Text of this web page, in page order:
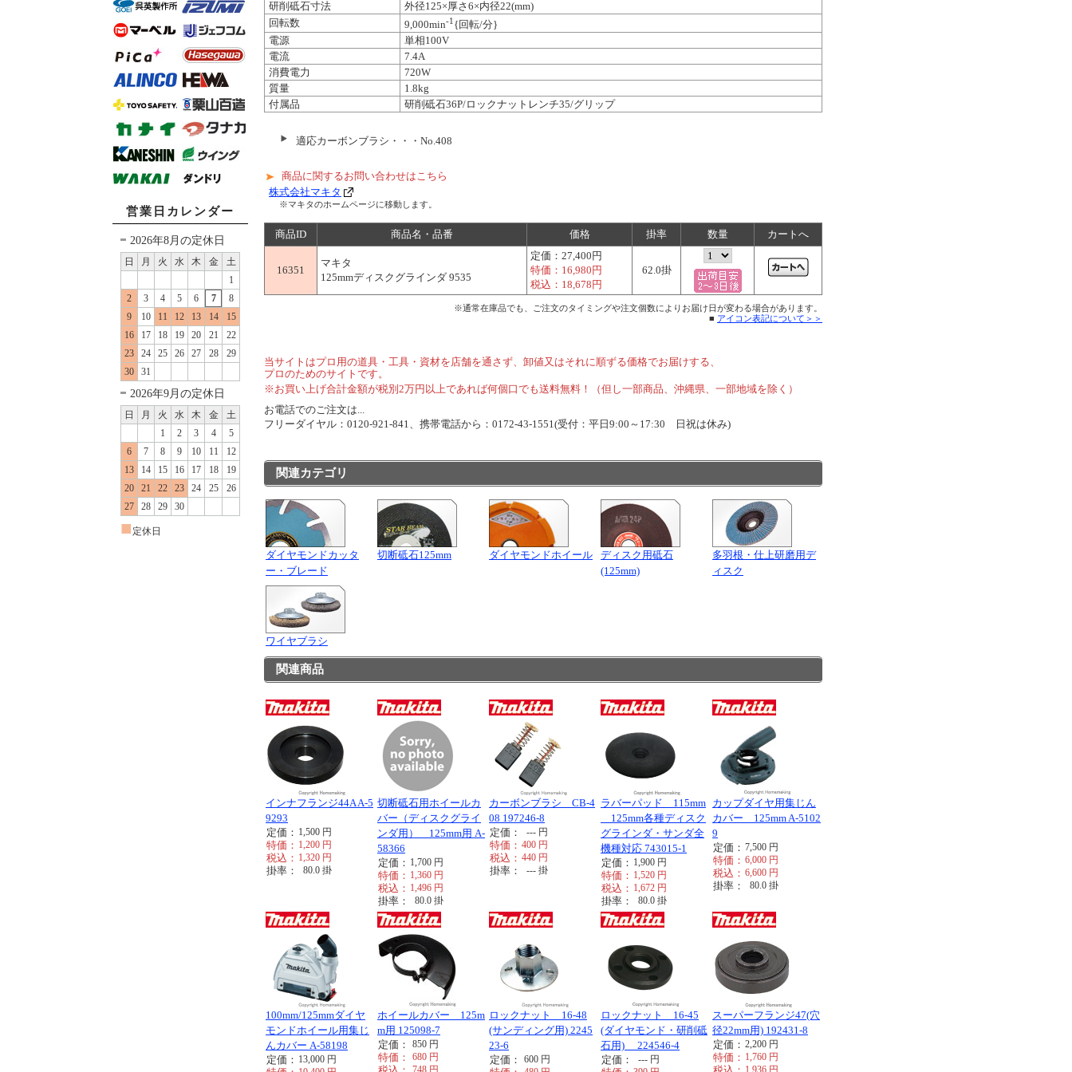
営業日カレンダー
2026年8月の定休日
日 月 火 水 木 金
土
1
2
3 4 5 6 7
8
9
10 11 12 13 14
15
16
17 18 19 20 21
22
23
24 25 26 27 28
29
30
31
2026年9月の定休日
日 月 火 水 木 金
土
1
2 3 4
5
6
7 8 9 10 11
12
13
14 15 16 17 18
19
20
21 22 23 24 25
26
27
28 29 30
■ 定休日
研削砥石寸法
外径125×厚さ6×内径22(mm)
回転数
9,000min-1 {回転/分}
電源
単相100V
電流
7.4A
消費電力
720W
質量
1.8kg
付属品
研削砥石36P/ロックナットレンチ35/グリップ
適応カーボンブラシ・・・No.408
商品に関するお問い合わせはこちら
株式会社マキタ
※マキタのホームページに移動します。
商品ID 商品名・品番 価格 掛率 数量 カートへ
16351
マキタ
125mmディスクグラインダ 9535
定価： 27,400円
特価： 16,980円
税込： 18,678円
62.0掛
※通常在庫品でも、ご注文のタイミングや注文個数によりお届け日が変わる場合があります。
■ アイコン表記について＞＞
当サイトはプロ用の道具・工具・資材を店舗を通さず、卸値又はそれに順ずる価格でお届けする、
プロのためのサイトです。
※お買い上げ合計金額が税別2万円以上であれば何個口でも送料無料！（但し一部商品、沖縄県、一部地域を除く）
お電話でのご注文は...
フリーダイヤル：0120-921-841、携帯電話から：0172-43-1551(受付：平日9:00～17:30 日祝は休み)
関連カテゴリ
ダイヤモンドカッタ
ー・ブレード
切断砥石125mm ダイヤモンドホイール
ディスク用砥石
(125mm)
多羽根・仕上研磨用デ
ィスク
ワイヤブラシ
関連商品
インナフランジ44A A-5
9293
定価： 1,500 円
特価： 1,200 円
税込： 1,320 円
掛率： 80.0 掛
切断砥石用ホイールカ
バー（ディスクグライ
ンダ用） 125mm用 A-
58366
定価： 1,700 円
特価： 1,360 円
税込： 1,496 円
掛率： 80.0 掛
カーボンブラシ CB-4
08 197246-8
定価：
--- 円
特価： 400 円
税込： 440 円
掛率： --- 掛
ラバーパッド 115mm
125mm各種ディスク
グラインダ・サンダ全
機種対応 743015-1
定価： 1,900 円
特価： 1,520 円
税込： 1,672 円
掛率： 80.0 掛
カップダイヤ用集じん
カバー 125mm A-5102
9
定価： 7,500 円
特価： 6,000 円
税込： 6,600 円
掛率： 80.0 掛
100mm/125mmダイヤ
モンドホイール用集じ
んカバー A-58198
定価： 13,000 円
ホイールカバー 125m
m用 125098-7
定価：
850 円
特価： 680 円
748 円
ロックナット 16-48
(サンディング用) 2245
23-6
定価：
600 円
ロックナット 16-45
(ダイヤモンド・研削砥
石用) 224546-4
定価：
--- 円
スーパーフランジ47(穴
径22mm用) 192431-8
定価： 2,200 円
特価： 1,760 円
1,936 円